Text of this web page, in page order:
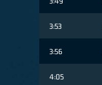
3:53
3:56
4:05